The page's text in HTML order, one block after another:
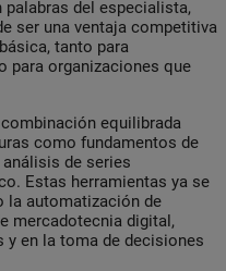
del especialista,
ser una ventaja competitiva
tanto para
para organizaciones que
equilibrada
como fundamentos de
de series
Estas herramientas ya se
la automatización de
mercadotecnia digital,
en la toma de decisiones